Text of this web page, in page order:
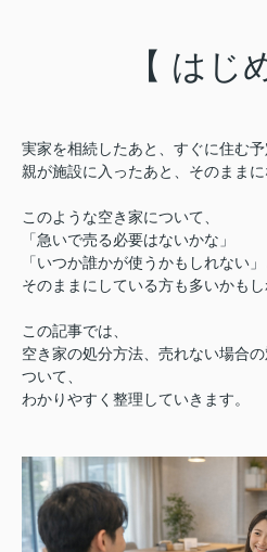
【 はじ
実家を相続したあと、すぐに住む予
親が施設に入ったあと、そのままに
このような空き家について、
「急いで売る必要はないかな」
「いつか誰かが使うかもしれない」
そのままにしている方も多いかもし
この記事では、
空き家の処分方法、売れない場合
ついて、
わかりやすく整理していきます。